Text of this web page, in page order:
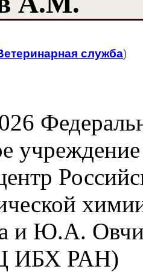
служба)
и Ю.А.
ИБХ РАН)